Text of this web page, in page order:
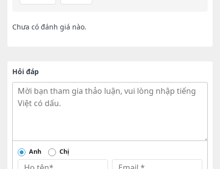
Chưa có đánh giá nào.
Hỏi đáp
Anh Chị